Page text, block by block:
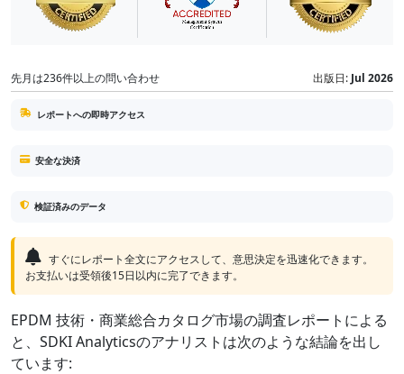
先月は236件以上の問い合わせ 出版日: Jul 2026
レポートへの即時アクセス
安全な決済
検証済みのデータ
すぐにレポート全文にアクセスして、意思決定を迅速化できます。
お支払いは受領後15日以内に完了できます。
EPDM 技術・商業総合カタログ市場の調査レポートによる
と、SDKI Analyticsのアナリストは次のような結論を出し
ています: